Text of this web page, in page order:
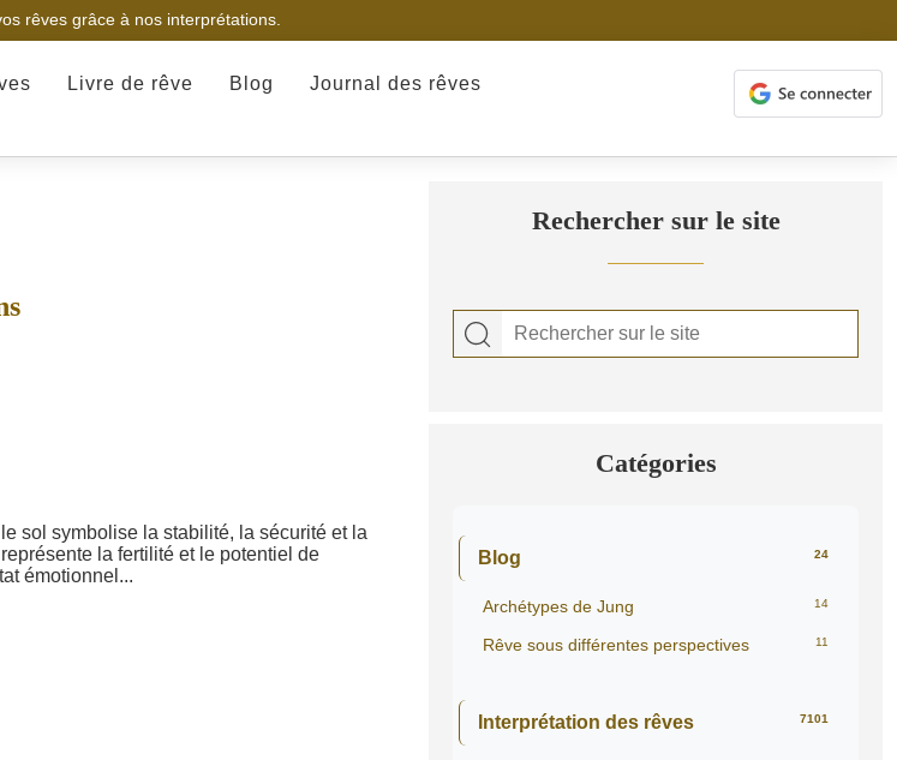
rêves grâce à nos interprétations.
Livre de rêve Blog Journal des rêves
sol symbolise la stabilité, la sécurité et la
la fertilité et le potentiel de
émotionnel...
Rechercher sur le site
Catégories
Blog 24
Archétypes de Jung 14
Rêve sous différentes perspectives 11
Interprétation des rêves 7101